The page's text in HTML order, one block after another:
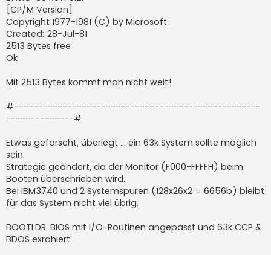
[CP/M Version]
Copyright 1977-1981 (C) by Microsoft
Created: 28-Jul-81
2513 Bytes free
Ok
Mit 2513 Bytes kommt man nicht weit!
#---------------------------------------------------
--------------#
Etwas geforscht, überlegt ... ein 63k System sollte möglich
sein.
Strategie geändert, da der Monitor (F000-FFFFH) beim
Booten überschrieben wird.
Bei IBM3740 und 2 Systemspuren (128x26x2 = 6656b) bleibt
für das System nicht viel übrig.
BOOTLDR, BIOS mit I/O-Routinen angepasst und 63k CCP &
BDOS exrahiert.